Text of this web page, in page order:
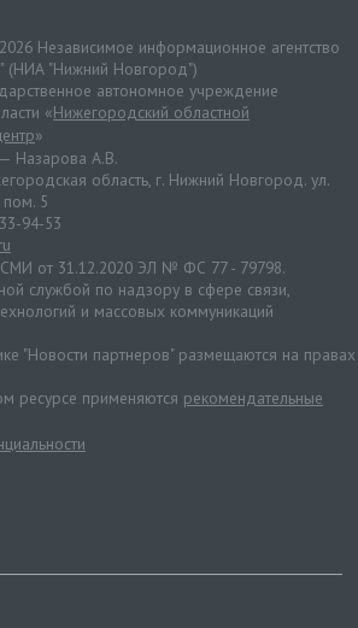
Независимое информационное агентство
(НИА "Нижний Новгород")
автономное учреждение
«Нижегородский областной
»
Назарова А.В.
область, г. Нижний Новгород. ул.
пом. 5
94-53
СМИ от 31.12.2020 ЭЛ № ФС 77 - 79798.
службой по надзору в сфере связи,
и массовых коммуникаций
"Новости партнеров" размещаются на правах
ресурсе применяются рекомендательные